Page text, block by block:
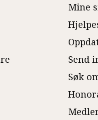
Mine
Send
Søk